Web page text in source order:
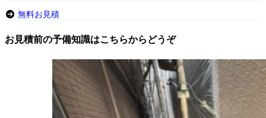
無料お見積
お見積前の予備知識はこちらからどうぞ